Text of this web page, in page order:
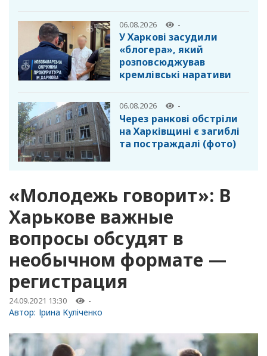
06.08.2026 -
У Харкові засудили
«блогера», який
розповсюджував
кремлівські наративи
06.08.2026 -
Через ранкові обстріли
на Харківщині є загиблі
та постраждалі (фото)
«Молодежь говорит»: В
Харькове важные
вопросы обсудят в
необычном формате —
регистрация
24.09.2021 13:30 -
Автор: Ірина Куліченко